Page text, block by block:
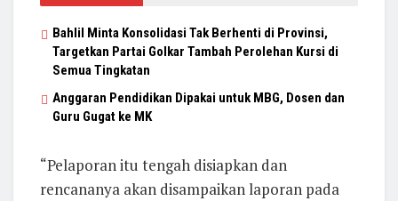
Bahlil Minta Konsolidasi Tak Berhenti di Provinsi,
Targetkan Partai Golkar Tambah Perolehan Kursi di
Semua Tingkatan
Anggaran Pendidikan Dipakai untuk MBG, Dosen dan
Guru Gugat ke MK
“Pelaporan itu tengah disiapkan dan
rencananya akan disampaikan laporan pada